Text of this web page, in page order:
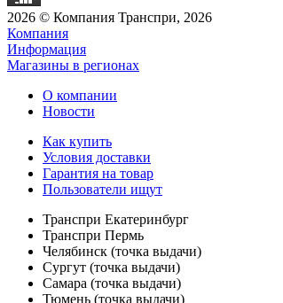
2026 © Компания Транспри, 2026
Компания
Информация
Магазины в регионах
О компании
Новости
Как купить
Условия доставки
Гарантия на товар
Пользователи ищут
Транспри Екатеринбург
Транспри Пермь
Челябинск (точка выдачи)
Сургут (точка выдачи)
Самара (точка выдачи)
Тюмень (точка выдачи)